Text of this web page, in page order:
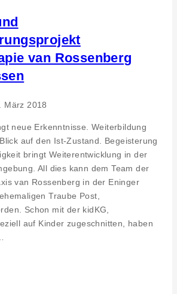
van Rossenberg
März 2018
neue Erkenntnisse. Weiterbildung
auf den Ist-Zustand. Begeisterung
bringt Weiterentwicklung in der
All dies kann dem Team der
van Rossenberg in der Eninger
Traube Post,
Schon mit der kidKG,
auf Kinder zugeschnitten, haben